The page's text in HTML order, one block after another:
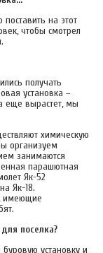
на этот
чтобы смотрел
получать
установка –
еще вырастет, мы
химическую
организуем
занимаются
парашютная
Як-52
Як-18.
имеющие
поселка?
установку и